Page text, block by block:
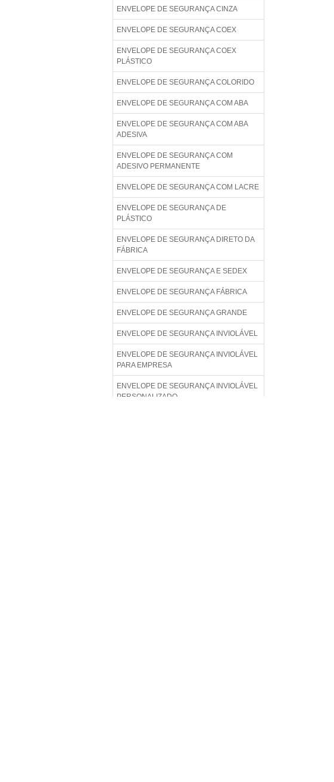
ENVELOPE DE SEGURANÇA CINZA
ENVELOPE DE SEGURANÇA COEX
ENVELOPE DE SEGURANÇA COEX
PLÁSTICO
ENVELOPE DE SEGURANÇA COLORIDO
ENVELOPE DE SEGURANÇA COM ABA
ENVELOPE DE SEGURANÇA COM ABA
ADESIVA
ENVELOPE DE SEGURANÇA COM
ADESIVO PERMANENTE
ENVELOPE DE SEGURANÇA COM LACRE
ENVELOPE DE SEGURANÇA DE
PLÁSTICO
ENVELOPE DE SEGURANÇA DIRETO DA
FÁBRICA
ENVELOPE DE SEGURANÇA E SEDEX
ENVELOPE DE SEGURANÇA FÁBRICA
ENVELOPE DE SEGURANÇA GRANDE
ENVELOPE DE SEGURANÇA INVIOLÁVEL
ENVELOPE DE SEGURANÇA INVIOLÁVEL
PARA EMPRESA
ENVELOPE DE SEGURANÇA INVIOLÁVEL
PERSONALIZADO